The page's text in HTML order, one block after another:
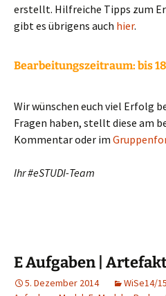
erstellt. Hilfreiche Tipps zum
gibt es übrigens auch hier.
Bearbeitungszeitraum: bis
Wir wünschen euch viel Erfolg
Fragen haben, stellt diese am
Kommentar oder im
Ihr #eSTUDI-Team
E Aufgaben |
5. Dezember 2014 WiSe14/15